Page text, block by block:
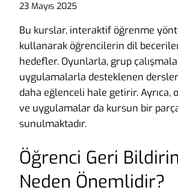
23 Mayıs 2025
Bu kurslar, interaktif öğrenme
kullanarak öğrencilerin dil
hedefler. Oyunlarla, grup
uygulamalarla desteklenen
daha eğlenceli hale getirir. Ayrıca,
ve uygulamalar da kursun bir
sunulmaktadır.
Öğrenci Geri
Neden Önemlidir?